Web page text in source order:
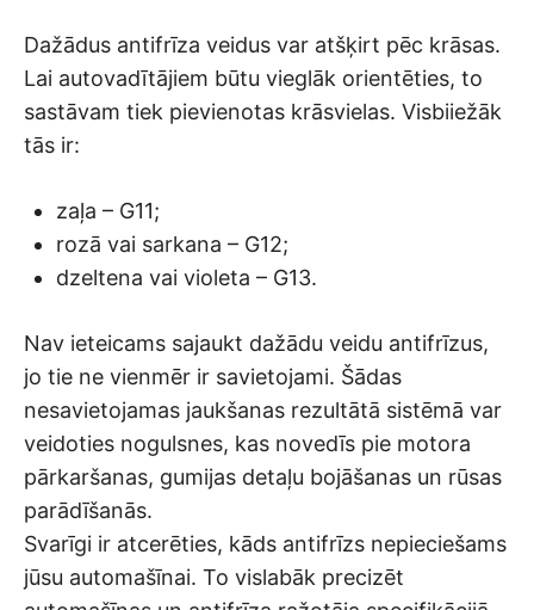
Dažādus antifrīza veidus var atšķirt pēc krāsas.
Lai autovadītājiem būtu vieglāk orientēties, to
sastāvam tiek pievienotas krāsvielas. Visbiiežāk
tās ir:
zaļa – G11;
rozā vai sarkana – G12;
dzeltena vai violeta – G13.
Nav ieteicams sajaukt dažādu veidu antifrīzus,
jo tie ne vienmēr ir savietojami. Šādas
nesavietojamas jaukšanas rezultātā sistēmā var
veidoties nogulsnes, kas novedīs pie motora
pārkaršanas, gumijas detaļu bojāšanas un rūsas
parādīšanās.
Svarīgi ir atcerēties, kāds antifrīzs nepieciešams
jūsu automašīnai. To vislabāk precizēt